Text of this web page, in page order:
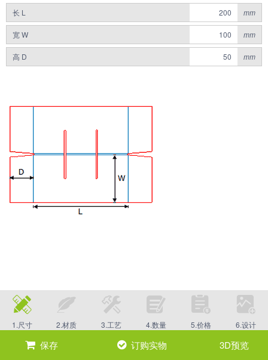
长 L mm
宽 W mm
高 D mm
1.尺寸 2.材质 3.工艺 4.数量 5.价格 6.设计
保存 订购实物 3D预览